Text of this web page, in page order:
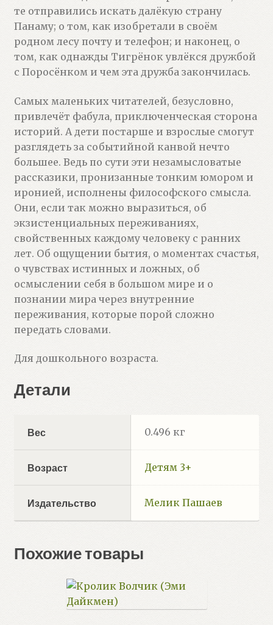
те отправились искать далёкую страну
Панаму; о том, как изобретали в своём
родном лесу почту и телефон; и наконец, о
том, как однажды Тигрёнок увлёкся дружбой
с Поросёнком и чем эта дружба закончилась.
Самых маленьких читателей, безусловно,
привлечёт фабула, приключенческая сторона
историй. А дети постарше и взрослые смогут
разглядеть за событийной канвой нечто
большее. Ведь по сути эти незамысловатые
рассказики, пронизанные тонким юмором и
иронией, исполнены философского смысла.
Они, если так можно выразиться, об
экзистенциальных переживаниях,
свойственных каждому человеку с ранних
лет. Об ощущении бытия, о моментах счастья,
о чувствах истинных и ложных, об
осмыслении себя в большом мире и о
познании мира через внутренние
переживания, которые порой сложно
передать словами.
Для дошкольного возраста.
Детали
Вес 0.496 кг
Возраст Детям 3+
Издательство Мелик Пашаев
Похожие товары